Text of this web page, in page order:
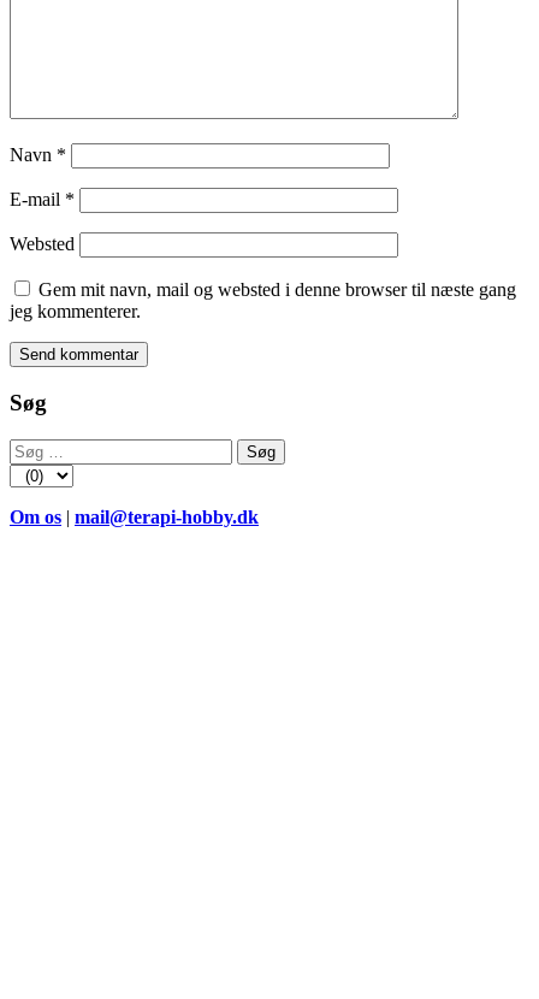
Navn *
E-mail *
Websted
Gem mit navn, mail og websted i denne browser til næste gang
jeg kommenterer.
Søg
Søg
efter:
Om os | mail@terapi-hobby.dk